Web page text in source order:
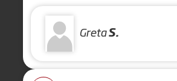
GretaS.